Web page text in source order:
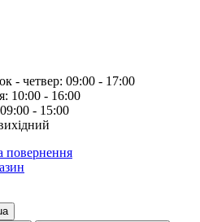
- четвер: 09:00 - 17:00
10:00 - 16:00
- 15:00
повернення